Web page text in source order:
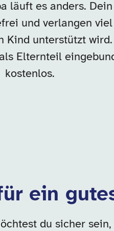
läuft es anders.
und verlangen
Kind unterstützt
Elternteil
kostenlos.
ein
du sicher